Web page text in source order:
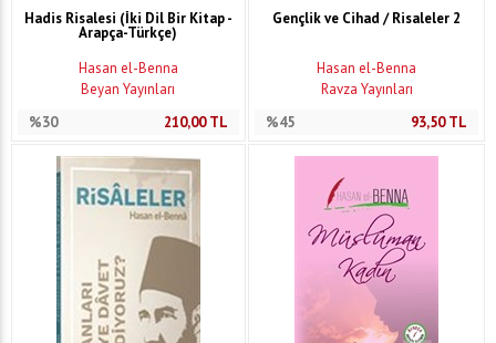
Hadis Risalesi (İki Dil Bir Kitap -
Arapça-Türkçe)
Hasan el-Benna
Beyan Yayınları
%30
210,00TL
Gençlik ve Cihad / Risaleler 2
Hasan el-Benna
Ravza Yayınları
%45
93,50TL